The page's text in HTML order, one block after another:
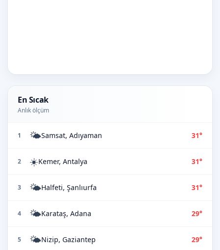
En Sıcak
Anlık ölçüm
1 🌤️Samsat, Adıyaman 31°
2 ☀️Kemer, Antalya 31°
3 🌤️Halfeti, Şanlıurfa 31°
4 🌤️Karataş, Adana 29°
5 🌤️Nizip, Gaziantep 29°